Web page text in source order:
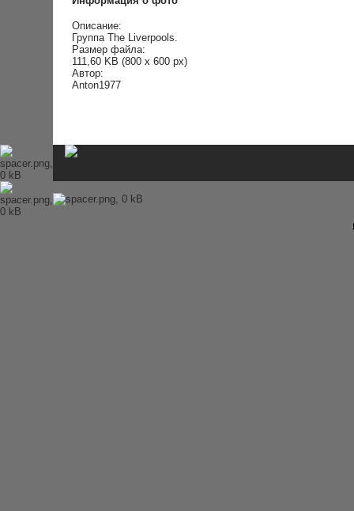
История Beatles
Альбомы и песни Beatles
Переводы песен
Битлз-викторина
Wallpapers
Энциклопедия Beatles
Описание:
Группа The Liverpools.
Размер файла:
111,60 KB (800 x 600 px)
Автор:
Anton1977